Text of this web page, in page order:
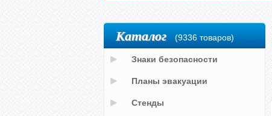
Каталог (9336 товаров)
Знаки безопасности
Планы эвакуации
Стенды